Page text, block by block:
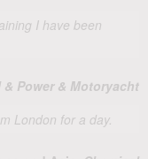
I have been
& Power & Motoryacht
London for a day.